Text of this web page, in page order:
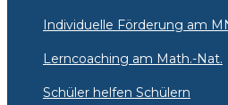
Individuelle Förderung am
Lerncoaching am Math.-Nat.
Schüler helfen Schülern